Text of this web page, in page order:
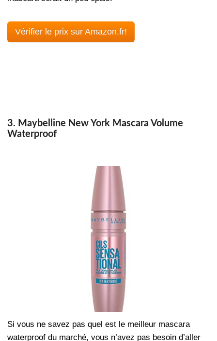
Vérifier le prix sur Amazon.fr!
3. Maybelline New York Mascara Volume
Waterproof
Si vous ne savez pas quel est le meilleur mascara
waterproof du marché, vous n’avez pas besoin d’aller